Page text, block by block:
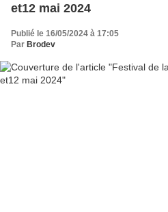
et12 mai 2024
Publié le 16/05/2024 à 17:05
Par Brodev